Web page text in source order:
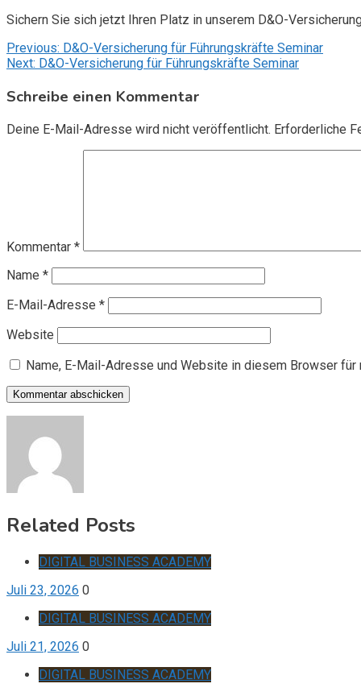
Sichern Sie sich jetzt Ihren Platz in unserem D&O-
Beitragsnavigation
Previous: D&O-Versicherung für Führungskräfte Seminar
Next: D&O-Versicherung für Führungskräfte Seminar
Schreibe einen Kommentar
Deine E-Mail-Adresse wird nicht veröffentlicht. Erforderliche
Kommentar *
Name *
E-Mail-Adresse *
Website
Name, E-Mail-Adresse und Website in diesem Browser
Related Posts
DIGITAL BUSINESS ACADEMY
Juli 23, 2026 0
DIGITAL BUSINESS ACADEMY
Juli 21, 2026 0
DIGITAL BUSINESS ACADEMY